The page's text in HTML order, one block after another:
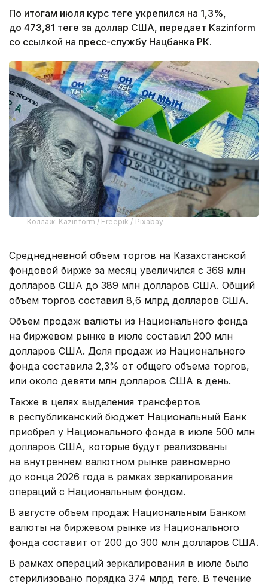
По итогам июля курс теңге укрепился на 1,3%,
до 473,81 теңге за доллар США, передает Kazinform
со ссылкой на пресс-службу Нацбанка РК.
Коллаж: Kazinform / Freepik / Pixabay
Среднедневной объем торгов на Казахстанской
фондовой бирже за месяц увеличился с 369 млн
долларов США до 389 млн долларов США. Общий
объем торгов составил 8,6 млрд долларов США.
Объем продаж валюты из Национального фонда
на биржевом рынке в июле составил 200 млн
долларов США. Доля продаж из Национального
фонда составила 2,3% от общего объема торгов,
или около девяти млн долларов США в день.
Также в целях выделения трансфертов
в республиканский бюджет Национальный Банк
приобрел у Национального фонда в июле 500 млн
долларов США, которые будут реализованы
на внутреннем валютном рынке равномерно
до конца 2026 года в рамках зеркалирования
операций с Национальным фондом.
В августе объем продаж Национальным Банком
валюты на биржевом рынке из Национального
фонда составит от 200 до 300 млн долларов США.
В рамках операций зеркалирования в июле было
стерилизовано порядка 374 млрд теңге. В течение